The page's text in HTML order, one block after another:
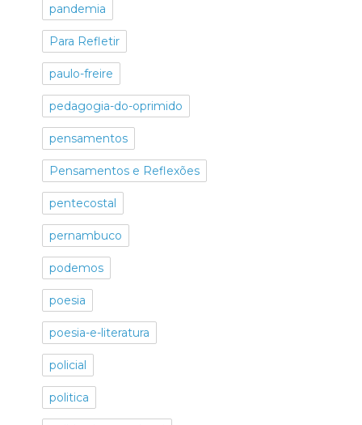
pandemia
Para Refletir
paulo-freire
pedagogia-do-oprimido
pensamentos
Pensamentos e Reflexões
pentecostal
pernambuco
podemos
poesia
poesia-e-literatura
policial
politica